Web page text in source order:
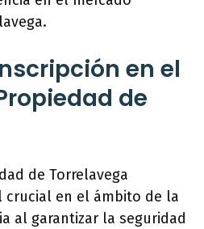
en el
de
de Torrelavega
crucial en el ámbito de la
al garantizar la seguridad